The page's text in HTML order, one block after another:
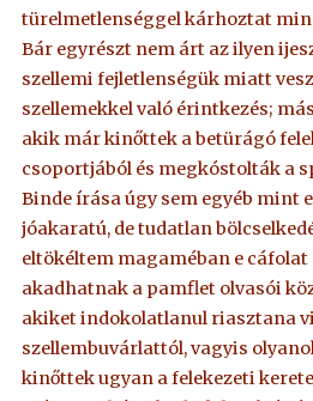
türelmetlenséggel kárhoztat
Bár egyrészt nem árt az ilyen
szellemi fejletlenségük miatt
szellemekkel való érintkezés;
akik már kinőttek a betürágó
csoportjából és megkóstolták a
Binde írása úgy sem egyéb mint
jóakaratú, de tudatlan
eltökéltem magaméban e
akadhatnak a pamflet olvasói
akiket indokolatlanul riasztana
szellembuvárlattól, vagyis
kinőttek ugyan a felekezeti